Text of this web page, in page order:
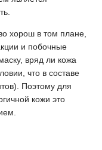
хорош в том плане,
и побочные
вряд ли кожа
что в составе
Поэтому для
кожи это